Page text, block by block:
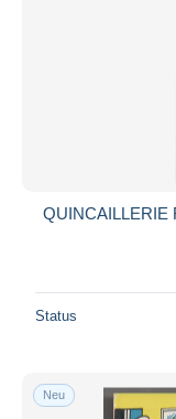
QUINCAILLERIE
Status
Neu